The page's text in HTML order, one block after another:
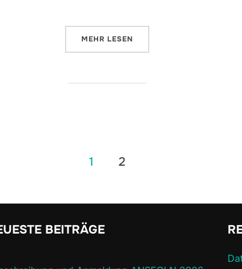
MEHR ÜBER „HYGIENE-SCHUTZ-
LESEN
1 2
BEITRÄGE